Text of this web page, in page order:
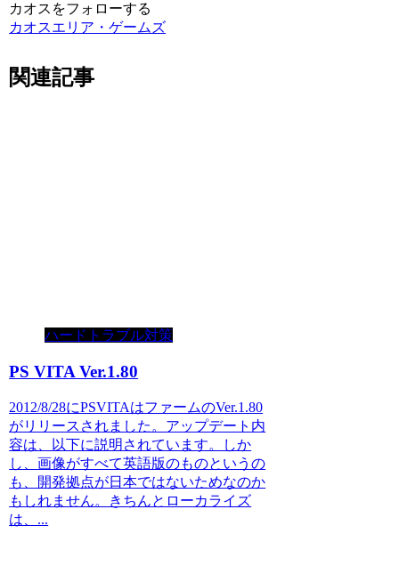
カオスをフォローする
カオスエリア・ゲームズ
関連記事
ハードトラブル対策
PS VITA Ver.1.80
2012/8/28にPSVITAはファームのVer.1.80
がリリースされました。アップデート内
容は、以下に説明されています。しか
し、画像がすべて英語版のものというの
も、開発拠点が日本ではないためなのか
もしれません。きちんとローカライズ
は、...